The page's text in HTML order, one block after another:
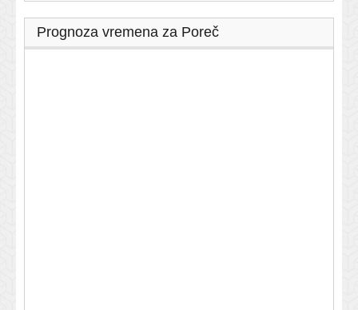
Prognoza vremena za Poreč